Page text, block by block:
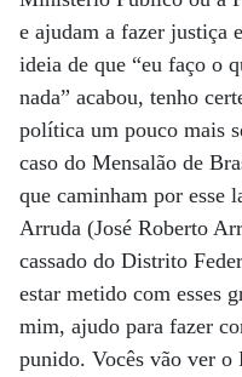
e ajudam a fazer justiça
ideia de que “eu faço o
nada” acabou, tenho
política um pouco mais
caso do Mensalão de
que caminham por esse
Arruda (José Roberto
cassado do Distrito
estar metido com esses
mim, ajudo para fazer
punido. Vocês vão ver o